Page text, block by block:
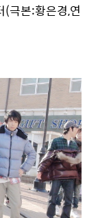
극본:황은경,연